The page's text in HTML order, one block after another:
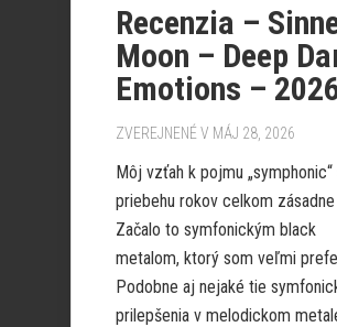
Recenzia –
Moon – Deep
Emotions –
ZVEREJNENÉ V MÁJ 28, 2026
Môj vzťah k pojmu „symphonic“
priebehu rokov celkom zásadne
Začalo to symfonickým black
metalom, ktorý som veľmi
Podobne aj nejaké tie
prilepšenia v melodickom